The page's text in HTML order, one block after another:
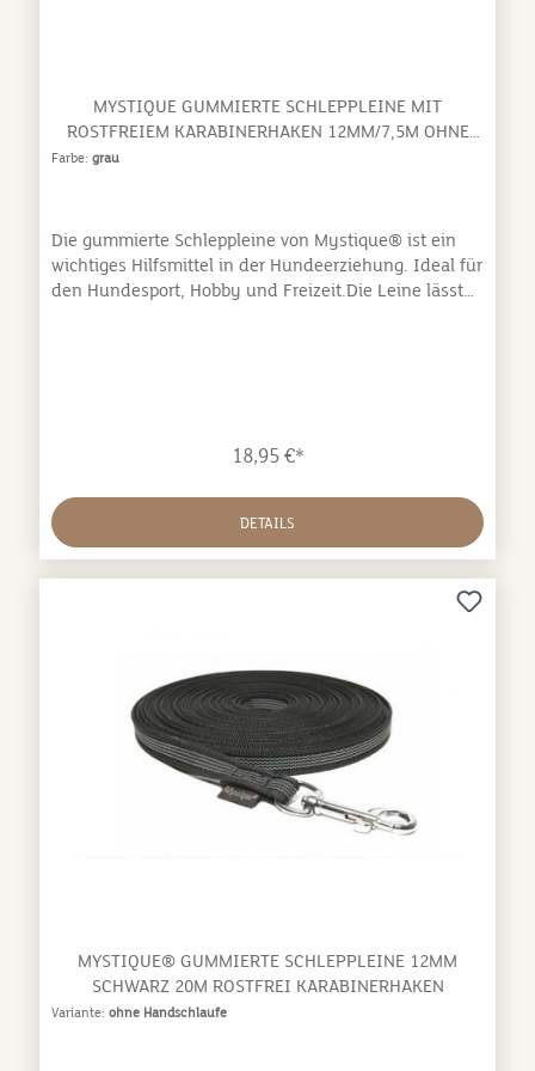
MYSTIQUE GUMMIERTE SCHLEPPLEINE MIT
ROSTFREIEM KARABINERHAKEN 12MM/7,5M OHNE
Farbe: grau
Die gummierte Schleppleine von Mystique® ist ein
wichtiges Hilfsmittel in der Hundeerziehung. Ideal für
den Hundesport, Hobby und Freizeit.Die Leine lässt
Handschlaufe besonders griffig auch bei
18,95 €*
DETAILS
MYSTIQUE® GUMMIERTE SCHLEPPLEINE 12MM
SCHWARZ 20M ROSTFREI KARABINERHAKEN
Variante: ohne Handschlaufe